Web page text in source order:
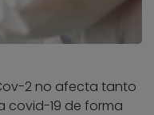
2 no afecta tanto
covid-19 de forma